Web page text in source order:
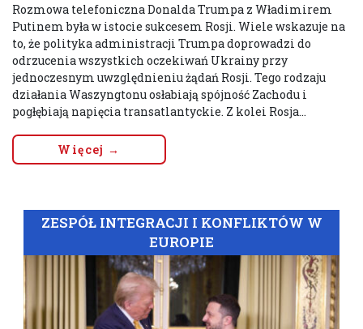
Rozmowa telefoniczna Donalda Trumpa z Władimirem
Putinem była w istocie sukcesem Rosji. Wiele wskazuje na
to, że polityka administracji Trumpa doprowadzi do
odrzucenia wszystkich oczekiwań Ukrainy przy
jednoczesnym uwzględnieniu żądań Rosji. Tego rodzaju
działania Waszyngtonu osłabiają spójność Zachodu i
pogłębiają napięcia transatlantyckie. Z kolei Rosja...
Więcej →
ZESPÓŁ INTEGRACJI I KONFLIKTÓW W
EUROPIE